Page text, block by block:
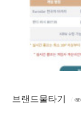
브랜드물타기